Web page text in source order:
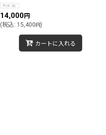
14,000円
(税込: 15,400円)
カートに入れる